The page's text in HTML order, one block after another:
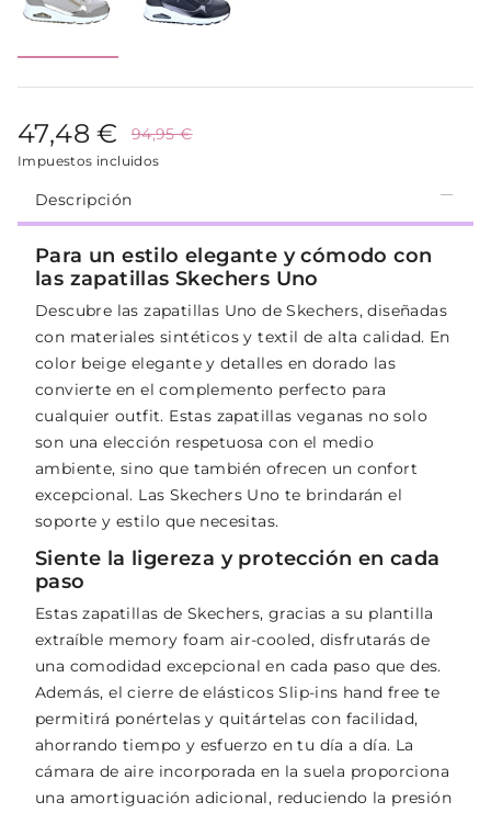
47,48 € 94,95 €
Impuestos incluidos
Descripción
Para un estilo elegante y cómodo con
las zapatillas Skechers Uno
Descubre las zapatillas Uno de Skechers, diseñadas
con materiales sintéticos y textil de alta calidad. En
color beige elegante y detalles en dorado las
convierte en el complemento perfecto para
cualquier outfit. Estas zapatillas veganas no solo
son una elección respetuosa con el medio
ambiente, sino que también ofrecen un confort
excepcional. Las Skechers Uno te brindarán el
soporte y estilo que necesitas.
Siente la ligereza y protección en cada
paso
Estas zapatillas de Skechers, gracias a su plantilla
extraíble memory foam air-cooled, disfrutarás de
una comodidad excepcional en cada paso que des.
Además, el cierre de elásticos Slip-ins hand free te
permitirá ponértelas y quitártelas con facilidad,
ahorrando tiempo y esfuerzo en tu día a día. La
cámara de aire incorporada en la suela proporciona
una amortiguación adicional, reduciendo la presión